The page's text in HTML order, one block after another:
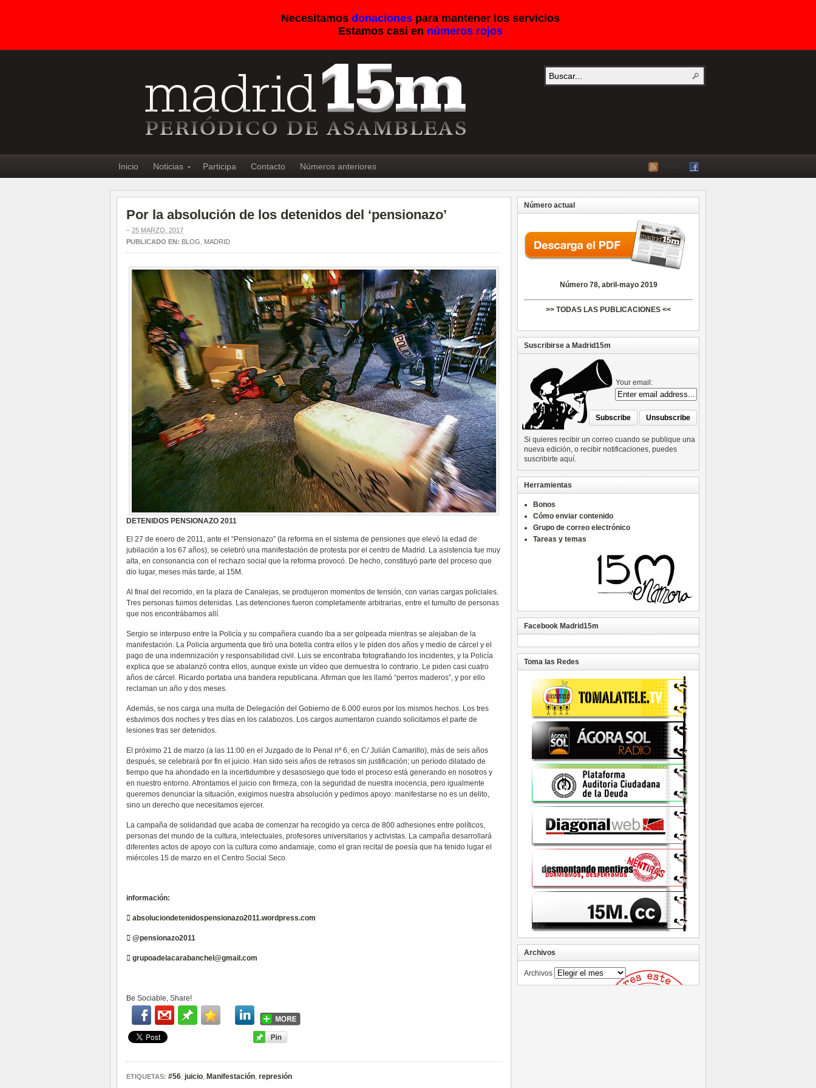
Necesitamos donacionespara mantener los servicios
Estamos casi en números rojos
Inicio Noticias Participa Contacto Números anteriores
Por la absolución de los detenidos del ‘pensionazo’
– 25 MARZO, 2017
PUBLICADO EN: BLOG MADRID
DETENIDOS PENSIONAZO 2011
El 27 de enero de 2011, ante el “Pensionazo” (la reforma en el sistema de pensiones que elevó la edad de
jubilación a los 67 años), se celebró una manifestación de protesta por el centro de Madrid. La asistencia fue muy
alta, en consonancia con el rechazo social que la reforma provocó. De hecho, constituyó parte del proceso que
dio lugar, meses más tarde, al 15M.
Al final del recorrido, en la plaza de Canalejas, se produjeron momentos de tensión, con varias cargas policiales.
Tres personas fuimos detenidas. Las detenciones fueron completamente arbitrarias, entre el tumulto de personas
que nos encontrábamos allí.
Sergio se interpuso entre la Policía y su compañera cuando iba a ser golpeada mientras se alejaban de la
manifestación. La Policía argumenta que tiró una botella contra ellos y le piden dos años y medio de cárcel y el
pago de una indemnización y responsabilidad civil. Luis se encontraba fotografiando los incidentes, y la Policía
explica que se abalanzó contra ellos, aunque existe un vídeo que demuestra lo contrario. Le piden casi cuatro
años de cárcel. Ricardo portaba una bandera republicana. Afirman que les llamó “perros maderos”, y por ello
reclaman un año y dos meses.
Además, se nos carga una multa de Delegación del Gobierno de 6.000 euros por los mismos hechos. Los tres
estuvimos dos noches y tres días en los calabozos. Los cargos aumentaron cuando solicitamos el parte de
lesiones tras ser detenidos.
El próximo 21 de marzo (a las 11:00 en el Juzgado de lo Penal nº 6, en C/ Julián Camarillo), más de seis años
después, se celebrará por fin el juicio. Han sido seis años de retrasos sin justificación; un período dilatado de
tiempo que ha ahondado en la incertidumbre y desasosiego que todo el proceso está generando en nosotros y
en nuestro entorno. Afrontamos el juicio con firmeza, con la seguridad de nuestra inocencia, pero igualmente
queremos denunciar la situación, exigimos nuestra absolución y pedimos apoyo: manifestarse no es un delito,
sino un derecho que necesitamos ejercer.
La campaña de solidaridad que acaba de comenzar ha recogido ya cerca de 800 adhesiones entre políticos,
personas del mundo de la cultura, intelectuales, profesores universitarios y activistas. La campaña desarrollará
diferentes actos de apoyo con la cultura como andamiaje, como el gran recital de poesía que ha tenido lugar el
miércoles 15 de marzo en el Centro Social Seco.
información:
 absoluciondetenidospensionazo2011.wordpress.com
 @pensionazo2011
 grupoadelacarabanchel@gmail.com
Be Sociable, Share!
ETIQUETAS: #56, juicio, Manifestación, represión
Número actual
Número 78, abril-mayo 2019
>> TODAS LAS PUBLICACIONES <<
Suscribirse a Madrid15m
Your email:
Si quieres recibir un correo cuando se publique una
nueva edición, o recibir notificaciones, puedes
suscribirte aquí.
Herramientas
Bonos
Cómo enviar contenido
Grupo de correo electrónico
Tareas y temas
Facebook Madrid15m
Toma las Redes
Archivos
Archivos